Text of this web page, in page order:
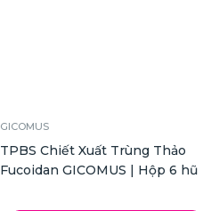
GICOMUS
TPBS Chiết Xuất Trùng Thảo
Fucoidan GICOMUS | Hộp 6 hũ